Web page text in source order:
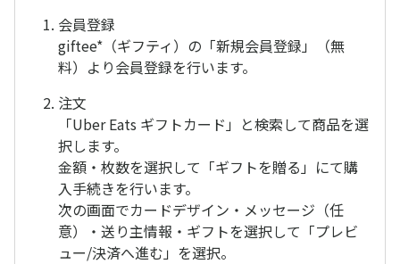
会員登録
giftee*（ギフティ）の「新規会員登録」（無
料）より会員登録を行います。
注文
「Uber Eats ギフトカード」と検索して商品を選
択します。
金額・枚数を選択して「ギフトを贈る」にて購
入手続きを行います。
次の画面でカードデザイン・メッセージ（任
意）・送り主情報・ギフトを選択して「プレビ
ュー/決済へ進む」を選択。